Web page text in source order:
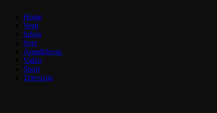
Home
Vesti
Srbija
Svet
Aranđelovac
Video
Sport
Televizija